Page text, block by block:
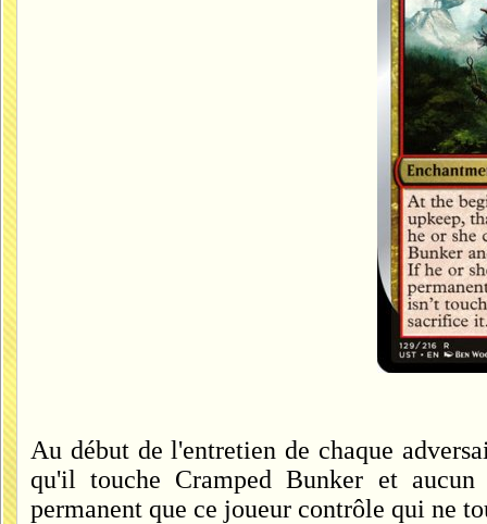
Au début de l'entretien de chaque
qu'il touche Cramped Bunker et
permanent que ce joueur contrôle qui ne